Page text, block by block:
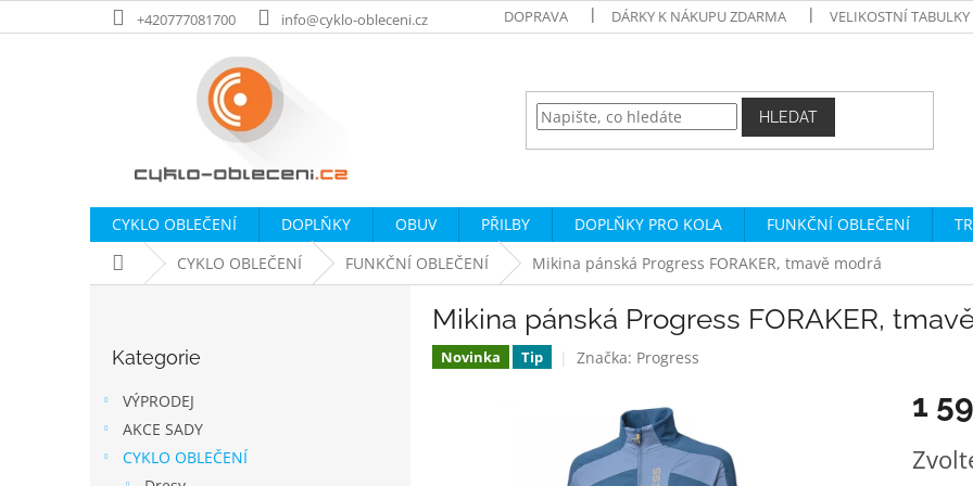
na
+420777081700 info@cyklo-obleceni.cz DOPRAVA DÁRKY K NÁKUPU ZDARMA VELIKOSTNÍ TABULKY
HLEDAT
CYKLO OBLEČENÍ DOPLŇKY OBUV PŘILBY DOPLŇKY PRO KOLA FUNKČNÍ OBLEČENÍ
Domů CYKLO OBLEČENÍ FUNKČNÍ OBLEČENÍ Mikina pánská Progress FORAKER, tmavě modrá
kategorie
Kategorie
VÝPRODEJ
AKCE SADY
CYKLO OBLEČENÍ
Mikina pánská Progress FORAKER,
Novinka Tip Značka: Progress
1
cena: